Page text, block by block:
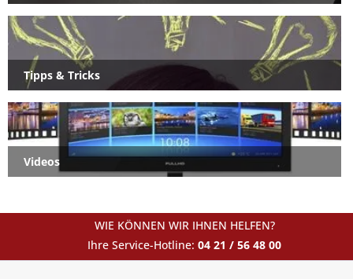
Tipps & Tricks
Videos
WIE KÖNNEN WIR IHNEN HELFEN?
Ihre Service-Hotline: 04 21 / 56 48 00